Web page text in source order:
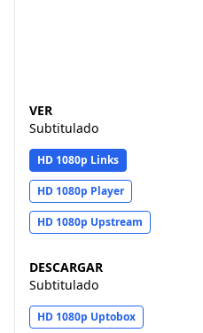
VER
Subtitulado
HD 1080p Links
HD 1080p Player
HD 1080p Upstream
DESCARGAR
Subtitulado
HD 1080p Uptobox